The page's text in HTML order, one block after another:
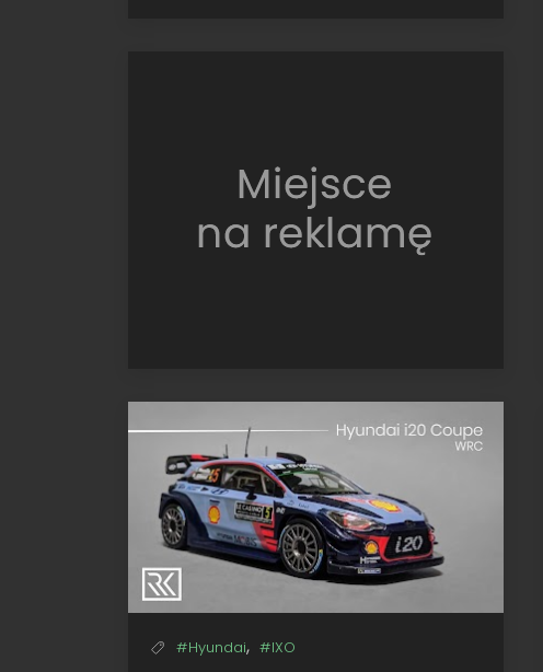
Carlo
2016
#Hyundai, #IXO